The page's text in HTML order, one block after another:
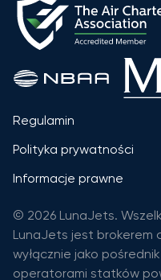
Regulamin
Polityka prywatności
Informacje prawne
© 2026 LunaJets.
LunaJets jest brokerem
wyłącznie jako
operatorami statków